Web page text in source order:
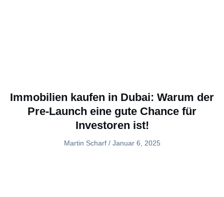
Immobilien kaufen in Dubai: Warum der
Pre-Launch eine gute Chance für
Investoren ist!
Martin Scharf Januar 6, 2025